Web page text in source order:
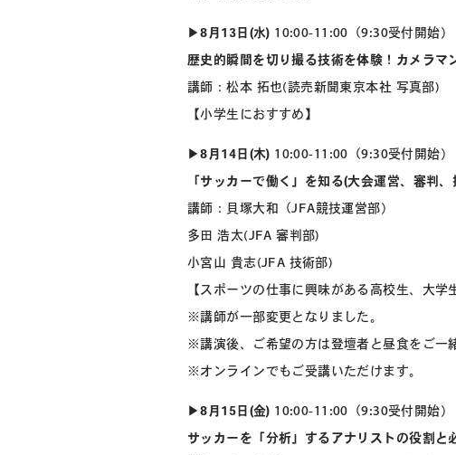
▶︎8月13日(水) 10:00-11:00（9:30受付開始）
歴史的瞬間を切り撮る技術を体験！カメラマ
講師：松本 拓也(読売新聞東京本社 写真部)
【小学生におすすめ】
▶︎8月14日(木) 10:00-11:00（9:30受付開始）
「サッカーで働く」を知る(大会運営、審判
講師：貝塚大和（JFA競技運営部）
多田 浩太(JFA 審判部)
小宮山 貴志 (JFA 技術部)
【スポーツの仕事に興味がある高校生、大学
※講師が一部変更となりました。
※講演後、ご希望の方は登壇者と昼食をご一
※オンラインでもご受講いただけます。
▶︎8月15日(金) 10:00-11:00（9:30受付開始）
サッカーを「分析」するアナリストの役割と